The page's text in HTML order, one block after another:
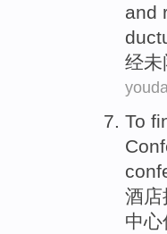
and
经未
To
酒店
中心